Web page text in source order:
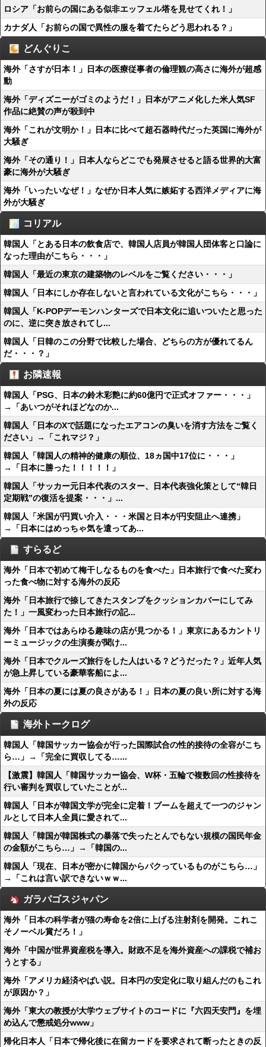
ロシア「お前らの国にある似非エッフェル塔を見せてくれ！」
カナダ人「お前らの国で異性の服を着てたらどう思われる？」
どんぐりこ
海外「さすが日本！」日本の医療従事者の倫理観の高さに海外が超感
動
海外「ディズニーがゴミのようだ！」日本がアニメ化した米人気SF
作品に絶賛の声が殺到中
海外「これが文明か！」日本に比べて超石器時代だった英国に海外が
大騒ぎ
海外「その通り！」日本人ならどこでも発展させると語る世界的大富
豪に海外が大騒ぎ
海外「いったいなぜ！」なぜか日本人気に嫉妬する西洋メディアに海
外が大騒ぎ
コリアル
韓国人「とある日本の飲食店で、韓国人店員が韓国人団体客と口論に
なった理由がこちら・・・」
韓国人「最近の東京の建築物のレベルをご覧ください・・・」
韓国人「日本にしか存在しないと言われている文化がこちら・・・」
韓国人「K-POPデーモンハンターズで日本文化に追いついたと思った
のに、逆に突き放されてし...
韓国人「日韓のこの分野で比較した場合、どちらの方が優れてるん
だ・・・？」
お隣速報
韓国人「PSG、日本の鈴木彩艶に約60億円で正式オファー・・・」
→「あいつがそれほどなのか...
韓国人「日本のXで話題になったエアコンの臭いを消す方法をご覧く
ださい」→「これマジ？」
韓国人「韓国人の精神的健康の順位、18ヵ国中17位に・・・」
→「日本に勝った！！！！！」
韓国人「サッカー元日本代表のスター、日本代表強化策として“韓日
定期戦”の復活を提案・・・」...
韓国人「米国が円買い介入・・・米国と日本が円安阻止へ連携」
→「日本にはめっちゃ気を遣ってあ...
すらるど
海外「日本で初めて梅干しなるものを食べた」日本旅行で食べた変わ
った食べ物に対する海外の反応
海外「日本旅行で捺してきたスタンプをクッションカバーにしてみ
た！」一風変わった日本旅行の記...
海外「日本ではあらゆる趣味の店が見つかる！」東京にあるカントリ
ーミュージックの生演奏が聞け...
海外「日本でクルーズ旅行をした人はいる？どうだった？」近年人気
が急上昇している豪華客船によ...
海外「日本の夏には夏の良さがある！」日本の夏の良い所に対する海
外の反応
海外トークログ
韓国人「韓国サッカー協会が行った国際試合の性的接待の全容がこち
ら…」→「完全に買収してる…...
【激震】韓国人「韓国サッカー協会、W杯・五輪で複数回の性接待を
行い審判を買収していたことが...
韓国人「日本が韓国文学が完全に定着！ブームを超えて一つのジャン
ルとして日本人全員に愛されて...
韓国人「韓国が韓国株式の暴落で失ったとんでもない規模の国民年金
の金額がこちら…」→「韓国の...
韓国人「現在、日本が密かに韓国からパクっているものがこちら…」
→「これは言い訳できないｗｗ...
ガラパゴスジャパン
海外「日本の科学者が猫の寿命を2倍に上げる注射剤を開発。これこ
そノーベル賞だろ！」
海外「中国が世界資産税を導入。財政不足を海外資産への課税で補お
うとする」
海外「アメリカ経済やばい説。日本円の安定化に取り組んだのもこれ
が原因か？」
海外「東大の教授が大学ウェブサイトのコードに『六四天安門』を埋
め込んで懲戒処分www」
帰化日本人「日本で帰化後に在留カードを要求されて断ったときの反